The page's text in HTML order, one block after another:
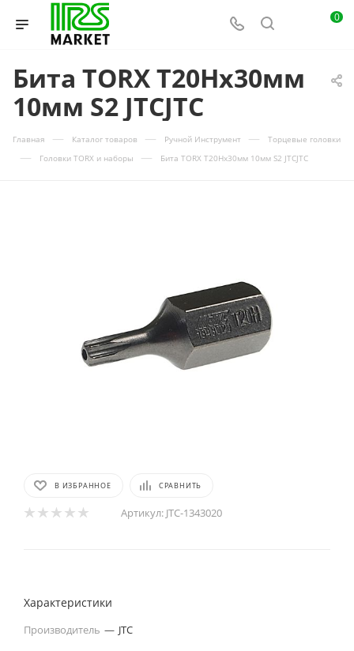
0
Бита TORX Т20Hх30мм
10мм S2 JTCJTC
Главная — Каталог товаров — Ручной Инструмент — Торцевые головки
— Головки TORX и наборы — Бита TORX Т20Hх30мм 10мм S2 JTCJTC
В ИЗБРАННОЕ СРАВНИТЬ
Артикул: JTC-1343020
Характеристики
Производитель — JTC